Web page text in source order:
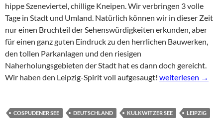
hippe Szeneviertel, chillige Kneipen. Wir verbringen 3 volle
Tage in Stadt und Umland. Natürlich können wir in dieser Zeit
nur einen Bruchteil der Sehenswürdigkeiten erkunden, aber
für einen ganz guten Eindruck zu den herrlichen Bauwerken,
den tollen Parkanlagen und den riesigen
Naherholungsgebieten der Stadt hat es dann doch gereicht.
Wir haben den Leipzig-Spirit voll aufgesaugt! RedBulli in Leipzig
weiterlesen →
COSPUDENER SEE DEUTSCHLAND KULKWITZER SEE
LEIPZIG